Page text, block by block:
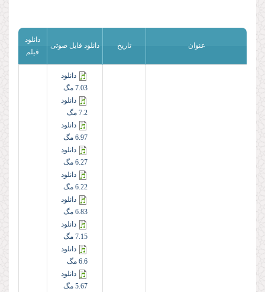
عنوان تاریخ دانلود فایل صوتی
دانلود
فیلم
دانلود
7.03 مگ
دانلود
7.2 مگ
دانلود
6.97 مگ
دانلود
6.27 مگ
دانلود
6.22 مگ
دانلود
6.83 مگ
دانلود
7.15 مگ
دانلود
6.6 مگ
دانلود
5.67 مگ